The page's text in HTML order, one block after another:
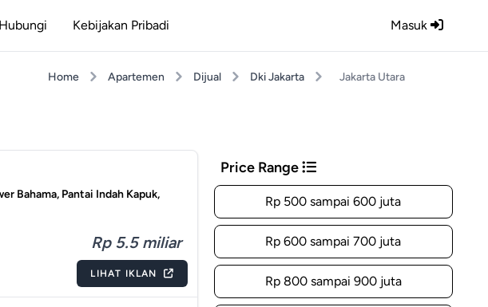
Masuk
Hubungi Kebijakan Pribadi
Home Apartemen Dijual Dki Jakarta Jakarta Utara
Bahama, Pantai Indah Kapuk,
Rp 5.5 miliar
LIHAT IKLAN
Price Range
Rp 500 sampai 600 juta
Rp 600 sampai 700 juta
Rp 800 sampai 900 juta